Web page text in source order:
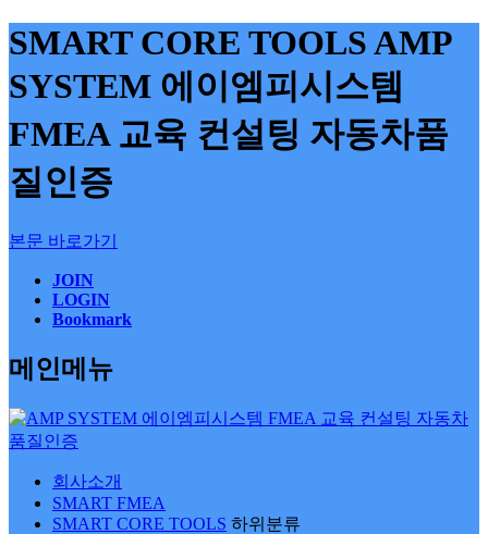
SMART CORE TOOLS AMP
SYSTEM 에이엠피시스템
FMEA 교육 컨설팅 자동차품
질인증
본문 바로가기
JOIN
LOGIN
Bookmark
메인메뉴
회사소개
SMART FMEA
SMART CORE TOOLS 하위분류